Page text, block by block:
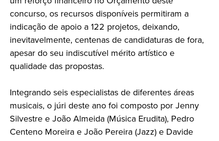
concurso, os recursos disponíveis permitiram a
indicação de apoio a 122 projetos, deixando,
inevitavelmente, centenas de candidaturas de fora,
apesar do seu indiscutível mérito artístico e
qualidade das propostas.
Integrando seis especialistas de diferentes áreas
musicais, o júri deste ano foi composto por Jenny
Silvestre e João Almeida (Música Erudita), Pedro
Centeno Moreira e João Pereira (Jazz) e Davide